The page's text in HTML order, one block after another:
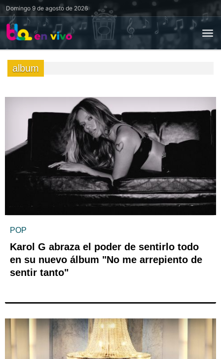
Domingo 9 de agosto de 2026
album
POP
Karol G abraza el poder de sentirlo todo
en su nuevo álbum "No me arrepiento de
sentir tanto"